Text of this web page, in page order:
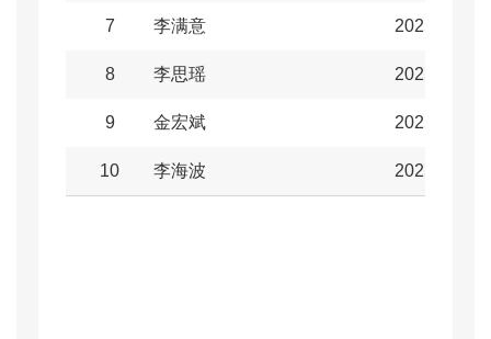
7 李满意 2025-11-18
8 李思瑶 2025-11-18
9 金宏斌 2025-11-18
10 李海波 2025-11-18